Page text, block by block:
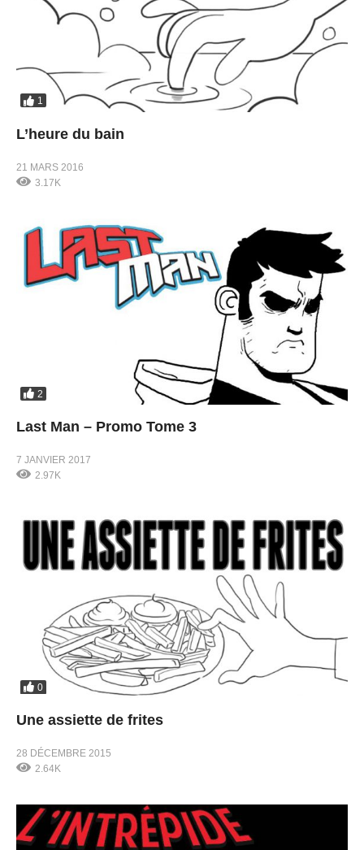
1
L’heure du bain
21 MARS 2016
3.17K
2
Last Man – Promo Tome 3
7 JANVIER 2017
2.97K
0
Une assiette de frites
28 DÉCEMBRE 2015
2.64K